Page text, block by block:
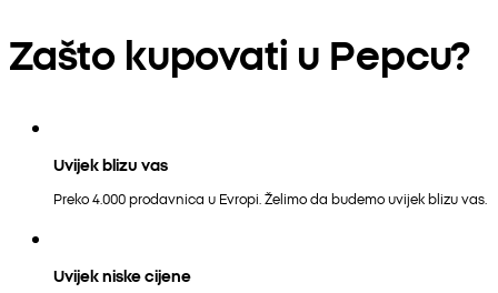
Zašto kupovati u Pepcu?
Uvijek blizu vas
Preko 4.000 prodavnica u Evropi. Želimo da budemo uvijek blizu vas.
Uvijek niske cijene